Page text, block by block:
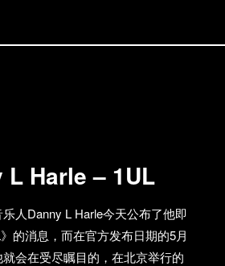
L Harle – 1UL
人Danny L Harle今天公布了他即
的消息，而在官方发布日期的5月
会在受尽瞩目的，在北京举行的